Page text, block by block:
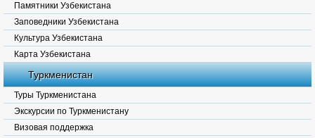
Памятники Узбекистана
Заповедники Узбекистана
Культура Узбекистана
Карта Узбекистана
Туркменистан
Туры Туркменистана
Экскурсии по Туркменистану
Визовая поддержка